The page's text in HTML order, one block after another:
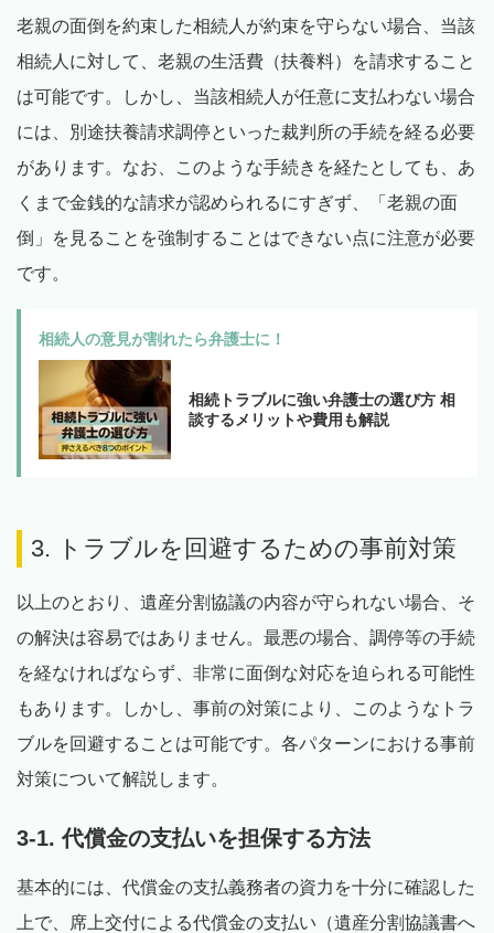
老親の面倒を約束した相続人が約束を守らない場合、当該
相続人に対して、老親の生活費（扶養料）を請求すること
は可能です。しかし、当該相続人が任意に支払わない場合
には、別途扶養請求調停といった裁判所の手続を経る必要
があります。なお、このような手続きを経たとしても、あ
くまで金銭的な請求が認められるにすぎず、「老親の面
倒」を見ることを強制することはできない点に注意が必要
です。
相続人の意見が割れたら弁護士に！
相続トラブルに強い弁護士の選び方 相
談するメリットや費用も解説
3. トラブルを回避するための事前対策
以上のとおり、遺産分割協議の内容が守られない場合、そ
の解決は容易ではありません。最悪の場合、調停等の手続
を経なければならず、非常に面倒な対応を迫られる可能性
もあります。しかし、事前の対策により、このようなトラ
ブルを回避することは可能です。各パターンにおける事前
対策について解説します。
3-1. 代償金の支払いを担保する方法
基本的には、代償金の支払義務者の資力を十分に確認した
上で、席上交付による代償金の支払い（遺産分割協議書へ